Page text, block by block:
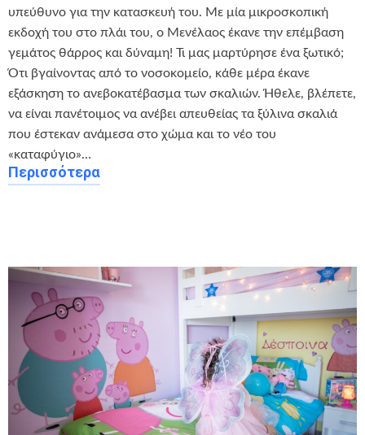
υπεύθυνο για την κατασκευή του. Με μία μικροσκοπική
εκδοχή του στο πλάι του, ο Μενέλαος έκανε την επέμβαση
γεμάτος θάρρος και δύναμη! Τι μας μαρτύρησε ένα ξωτικό;
Ότι βγαίνοντας από το νοσοκομείο, κάθε μέρα έκανε
εξάσκηση το ανεβοκατέβασμα των σκαλιών. Ήθελε, βλέπετε,
να είναι πανέτοιμος να ανέβει απευθείας τα ξύλινα σκαλιά
που έστεκαν ανάμεσα στο χώμα και το νέο του
«καταφύγιο»…
Περισσότερα